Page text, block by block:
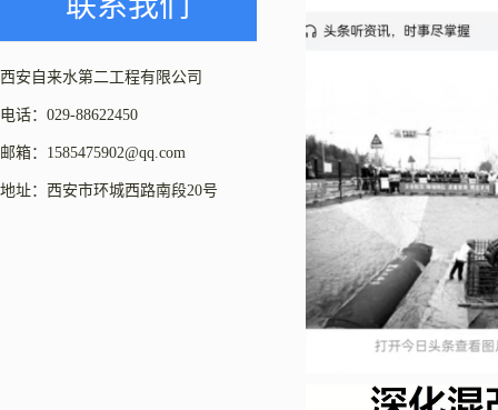
西安自来水第二工程有限公司
电话：029-88622450
邮箱：1585475902@qq.com
地址：西安市环城西路南段20号